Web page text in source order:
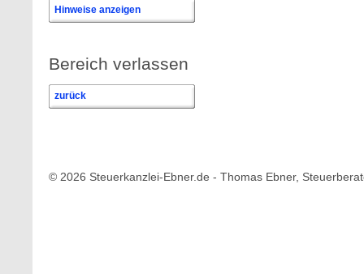
Hinweise anzeigen
Bereich verlassen
zurück
© 2026 Steuerkanzlei-Ebner.de - Thomas Ebner,